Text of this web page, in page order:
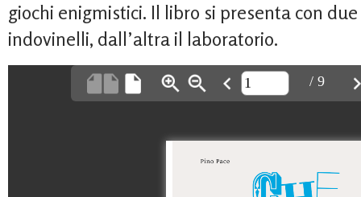
giochi enigmistici. Il libro si presenta con
indovinelli, dall’altra il laboratorio.